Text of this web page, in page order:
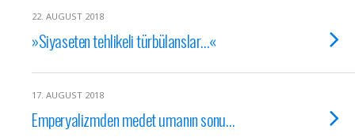
22. AUGUST 2018
»Siyaseten tehlikeli türbülanslar…«
17. AUGUST 2018
Emperyalizmden medet umanın sonu…